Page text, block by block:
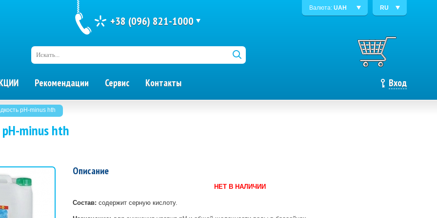
Валюта: UAH RU
Вход
Рекомендации Сервис Контакты
Искать...
+38 (096) 821-1000
pH-minus hth
minus hth
Описание
НЕТ В НАЛИЧИИ
Состав: содержит серную кислоту.